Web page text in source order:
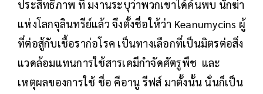
ประสิทธิภาพ ที มงานระบุว่าพวกเขาได้ค้นพบ นักฆ่า
แห่งโลกจุลินทรีย์แล้ว จึงตั้งชื่อให้ว่า Keanumycins ผู้
ที่ต่อสู้กับเชื้อราก่อโรค เป็นทางเลือกที่เป็นมิตรต่อสิ่ง
แวดล้อมแทนการใช้สารเคมีกำจัดศัตรูพืช และ
เหตุผลของการใช้ ชื่อ คีอานู รีฟส์ มาตั้งนั้น นั่นก็เป็น